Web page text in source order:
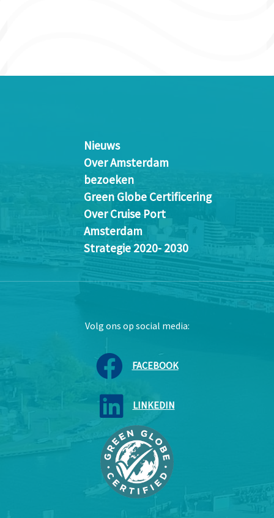
Nieuws
Over Amsterdam
bezoeken
Green Globe Certificering
Over Cruise Port
Amsterdam
Strategie 2020- 2030
Volg ons op social media:
FACEBOOK
LINKEDIN